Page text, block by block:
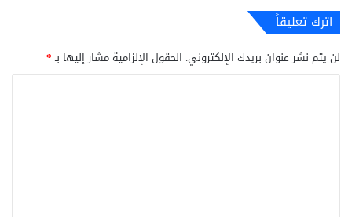
اترك تعليقاً
لن يتم نشر عنوان بريدك الإلكتروني. الحقول الإلزامية مشار إليها بـ*